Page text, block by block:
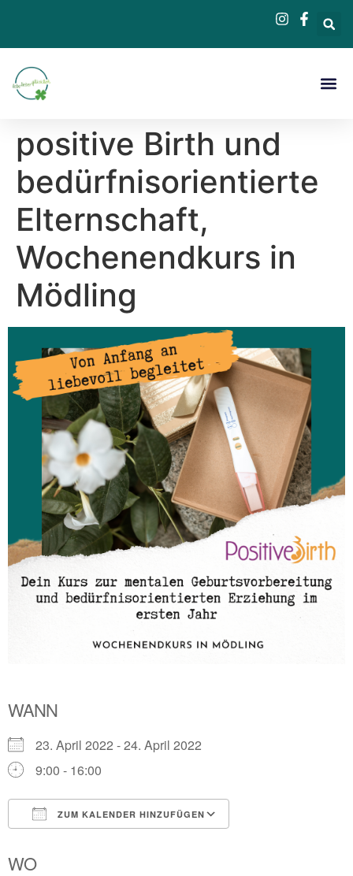
positive Birth und
bedürfnisorientierte
Elternschaft,
Wochenendkurs in
Mödling
WANN
23. April 2022 - 24. April 2022
9:00 - 16:00
ZUM KALENDER HINZUFÜGEN
WO